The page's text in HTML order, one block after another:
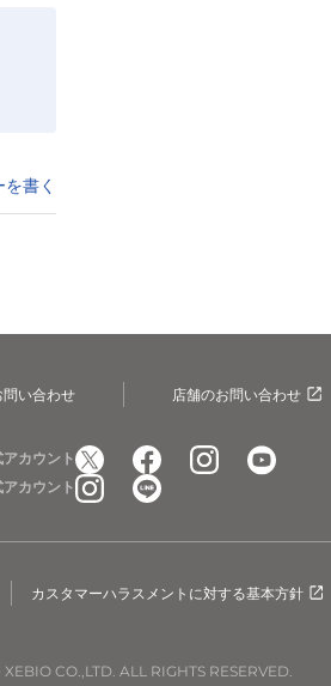
書く
問い合わせ 店舗のお問い合わせ
アカウント
カウント
カスタマーハラスメントに対する基本方針
CO.,LTD. ALL RIGHTS RESERVED.